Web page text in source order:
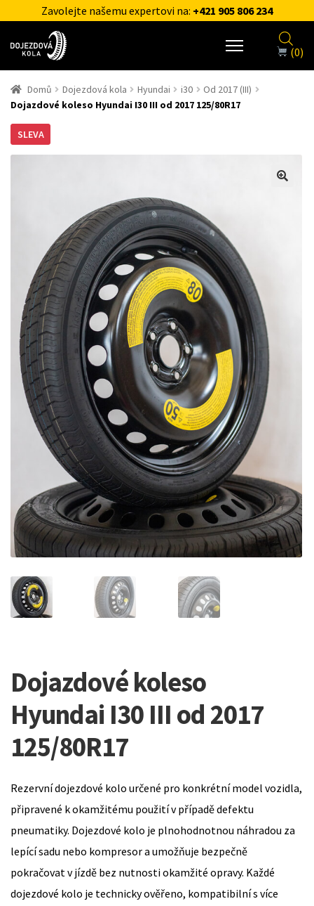
Zavolejte našemu expertovi na: +421 905 806 234
(0)
Domů Dojezdová kola Hyundai i30
Od 2017 (III)
Dojazdové koleso Hyundai I30 III od 2017 125/80R17
SLEVA
Dojazdové koleso
Hyundai I30 III od 2017
125/80R17
Rezervní dojezdové kolo určené pro konkrétní model vozidla,
připravené k okamžitému použití v případě defektu
pneumatiky. Dojezdové kolo je plnohodnotnou náhradou za
lepící sadu nebo kompresor a umožňuje bezpečně
pokračovat v jízdě bez nutnosti okamžité opravy. Každé
dojezdové kolo je technicky ověřeno, kompatibilní s více